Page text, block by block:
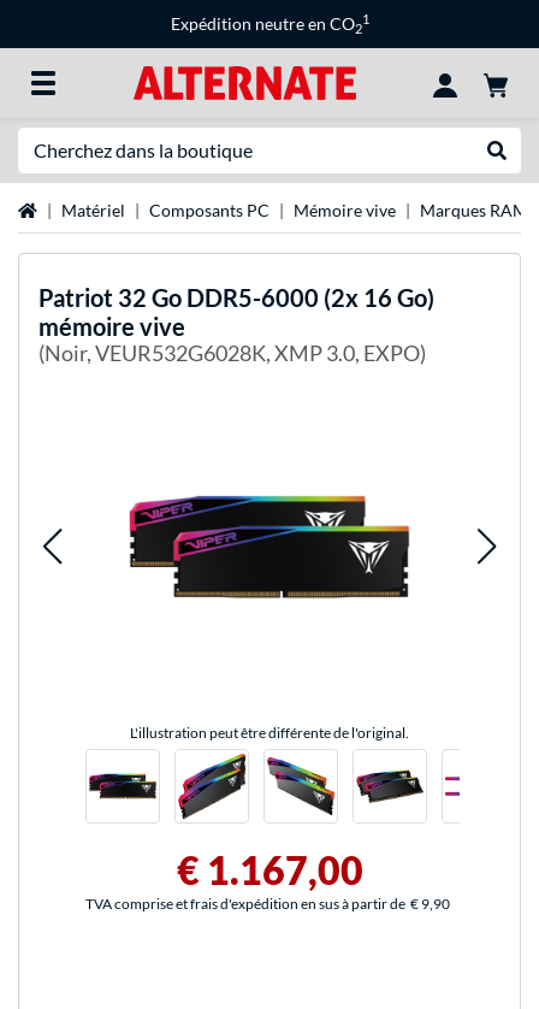
Expédition neutre en CO2
1
Page d'accueil
Matériel Composants PC Mémoire vive Marques RAM
Patriot 32 Go DDR5-6000 (2x 16 Go)
mémoire vive
(Noir, VEUR532G6028K, XMP 3.0, EXPO)
L'illustration peut être différente de l'original.
€ 1.167,00
TVA comprise et frais d'expédition en sus à partir de € 9,90